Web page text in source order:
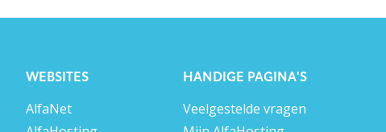
WEBSITES
AlfaNet
HANDIGE PAGINA'S
Veelgestelde vragen